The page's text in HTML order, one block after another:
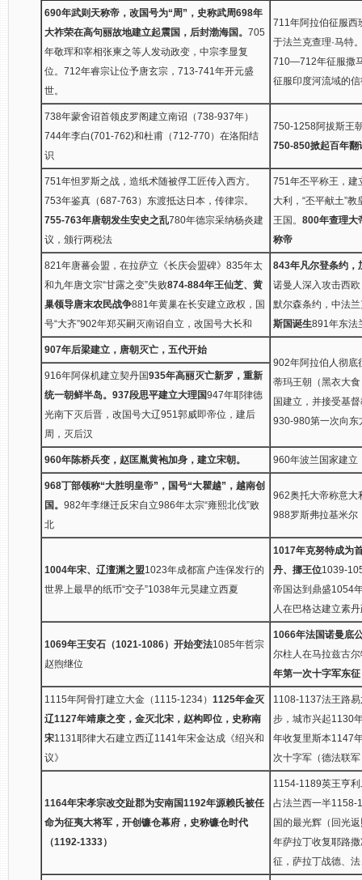
690年武则天称帝，改国号为“周”，史称武周698年
大祚荣在高句丽故地建立起震国，后封渤海国。 705
年敬珲和宰相张柬之等人发动政变，中宗李显复
位。712年睿宗让位予唐玄宗，713-741年开元盛
世。
711年阿拉伯征服西
于法兰克查理·马特
710—712年征服撒
征服印度河流域的
738年蒙舍诏首领皮罗阁建立南诏（738-937年）
744年李白(701-762)和杜甫（712-770）在洛阳结
识
750-1258阿拔斯王
750-850掀起百年翻
751年怛罗斯之战，造纸术随被俘工匠传入西方。
753年鉴真（687-763）东渡抵达日本，传律宗。
755-763年唐朝发生安史之乱780年德宗采纳杨炎建
议，颁行两税法
751年丕平称王，建
大利，“丕平献土”
王国。 800年查理大
称帝
821年唐蕃会盟，在拉萨立《长庆会盟碑》835年太
和九年唐文宗“甘露之变”失败874-884年王仙芝、黄
巢领导唐末农民战争881年黄巢在长安建立政权，国
号“大齐”902年郑买嗣灭南诏自立，改国号大长和
843年凡尔登条约，
诺曼人深入攻击西
默尔森条约，中法
斯国诞生891年东法
907年后梁建立，唐朝灭亡，五代开始
902年阿拉伯人彻底
蒂玛王朝（黑衣大
国建立，并接受基
930-980第一次向东
916年阿保机建立契丹国935年高丽灭亡新罗，重新
统一朝鲜半岛。 937段思平建立大理国947年耶律德
光南下灭后晋，改国号大辽951郭威即帝位，建后
周，灭后汉
960年陈桥兵变，赵匡胤黄袍加身，建立宋朝。 960年波兰国家建立
968丁部领称“大胜明皇帝”，国号“大瞿越”，越南创
国。 982年李继迁反宋自立986年太宗“雍熙北伐”败
北
962奥托大帝称意大
988罗斯弗拉基米尔
1004年宋、辽澶渊之盟1023年成都富户连保发行的
世界上最早的纸币“交子”1038年元昊建立西夏
1017年克努特成为
丹、挪王位1039-
帝国达到鼎盛1054
人在巴格达建立素
1069年王安石（1021-1086）开始变法1085年哲宗
赵煦继位
1066年法国诺曼底
尔柱人在马拉兹古
年第一次十字军东征
1115年阿骨打建立大金（1115-1234） 1125年金灭
辽1127年靖康之变，金灭北宋，赵构即位，史称南
宋1131耶律大石建立西辽1141年宋金达成《绍兴和
议》
1108-1137法王路
步，城市兴起1130
年收复里斯本1147
次十字军（德法联
1164年宋孝宗改交趾郡为安南国1192年源赖氏被任
命为征夷大将军，开创镰仓幕府，史称镰仓时代
（1192-1333）
1154-1189英王亨
占法兰西一半1158-
国的最光辉（回光
年萨拉丁收复耶路
征，萨拉丁战德、